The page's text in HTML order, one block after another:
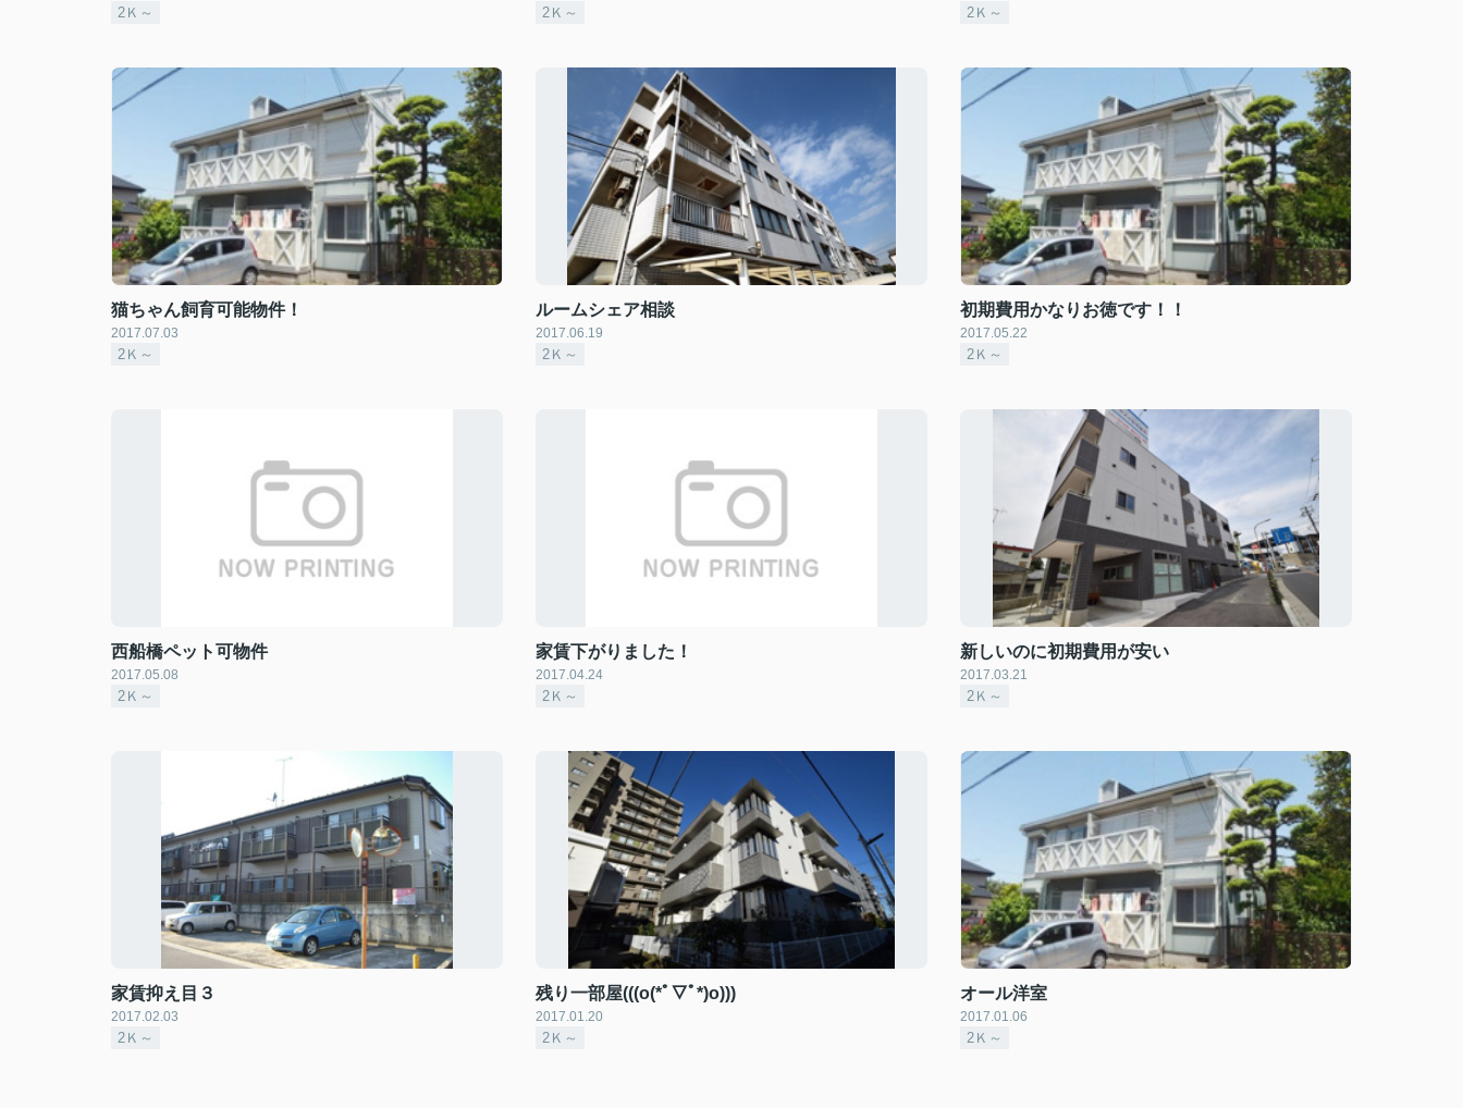
2Ｋ～ 2Ｋ～ 2Ｋ～
猫ちゃん飼育可能物件！
2017.07.03
2Ｋ～
ルームシェア相談
2017.06.19
2Ｋ～
初期費用かなりお徳です！！
2017.05.22
2Ｋ～
西船橋ペット可物件
2017.05.08
2Ｋ～
家賃下がりました！
2017.04.24
2Ｋ～
新しいのに初期費用が安い
2017.03.21
2Ｋ～
家賃抑え目３
2017.02.03
2Ｋ～
残り一部屋(((o(*ﾟ▽ﾟ*)o)))
2017.01.20
2Ｋ～
オール洋室
2017.01.06
2Ｋ～